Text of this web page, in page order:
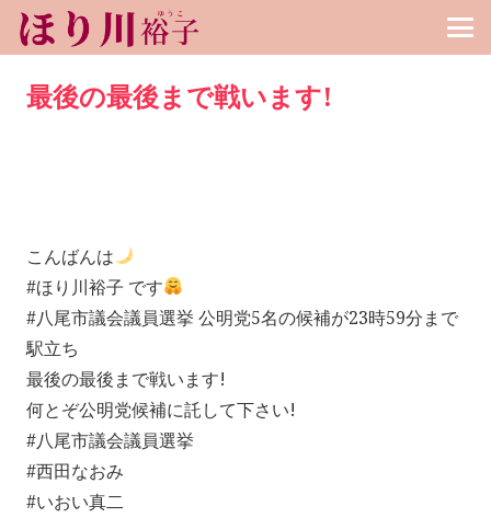
最後の最後まで戦います!
こんばんは
#ほり川裕子 です
#八尾市議会議員選挙 公明党5名の候補が23時59分まで
駅立ち
最後の最後まで戦います!
何とぞ公明党候補に託して下さい!
#八尾市議会議員選挙
#西田なおみ
#いおい真二